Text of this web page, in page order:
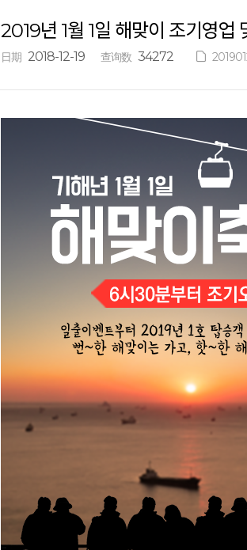
2019년 1월 1일 해맞이 조기영업
日期 2018-12-19 查询数 34272